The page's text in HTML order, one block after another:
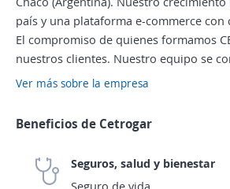
país y una plataforma e-commerce
El compromiso de quienes formamos
nuestros clientes. Nuestro equipo se
Ver más sobre la empresa
Beneficios de Cetrogar
Seguros, salud y bienestar
Seguro de vida